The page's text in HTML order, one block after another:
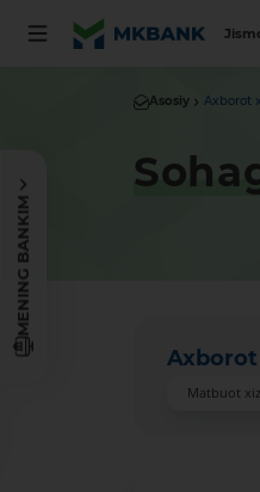
MENING BANKIM
Asosiy Axborot
Matbuot